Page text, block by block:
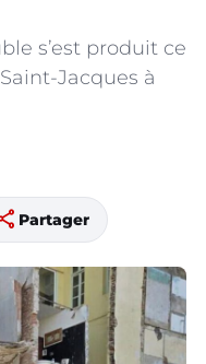
s’est produit ce
Jacques à
Partager